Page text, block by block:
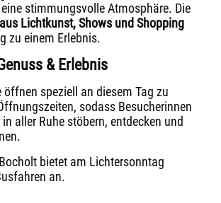
stimmungsvolle Atmosphäre. Die
Lichtkunst, Shows und Shopping
zu einem Erlebnis.
& Erlebnis
öffnen speziell an diesem Tag zu
sodass Besucherinnen
aller Ruhe stöbern, entdecken und
bietet am Lichtersonntag
an.